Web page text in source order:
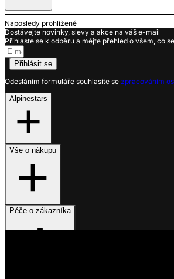
Naposledy prohlížené
Dostávejte novinky, slevy a akce na váš e-mail
Přihlaste se k odběru a mějte přehled o všem, co
Přihlásit se
Odesláním formuláře souhlasíte se zpracováním
Alpinestars
Vše o nákupu
Péče o zákazníka